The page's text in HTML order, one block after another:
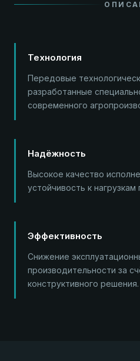
Технология
Передовые
разработанные
современного
Надёжность
Высокое качество
устойчивость к
Эффективность
Снижение
производительности за
конструктивного решения.